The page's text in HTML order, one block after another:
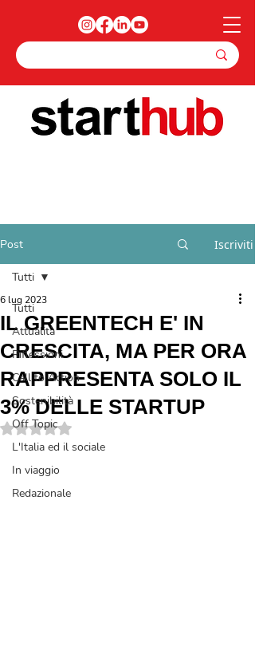
Post Iscriviti
Tutti
Attualità
Riflessioni
Call to Action
Sostenibilità
Off Topic
L'Italia ed il sociale
In viaggio
Redazionale
Tutti
IL GREENTECH E' IN
CRESCITA, MA PER ORA
RAPPRESENTA SOLO IL
3% DELLE STARTUP
6 lug 2023
Valutazione NaN stelle su 5.